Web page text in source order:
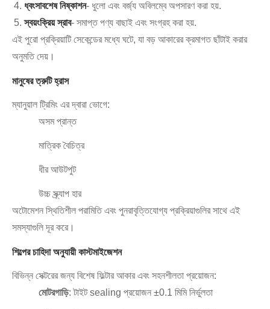
ধ্বংসাবশেষ নিষ্কাশন- ধুলো এবং বর্জ্য অবিলম্বে অপসারণ করা হয়.
স্বয়ংক্রিয় স্রাব- সমাপ্ত পণ্য বাছাই এবং সংগ্রহ করা হয়.
এই পুরো প্রক্রিয়াটি সেকেন্ডের মধ্যে ঘটে, যা বড় আকারের ক্রমাগত ছাঁটাই করার
অনুমতি দেয়।
মানুষের ত্রুটি হ্রাস
ম্যানুয়াল ট্রিমিং এর দ্বারা ভোগে:
অসম প্রান্ত
মাত্রিক বৈচিত্র
ধীর আউটপুট
উচ্চ স্ক্র্যাপ হার
অটোমেশন স্থিতিশীল পরামিতি এবং পুনরাবৃত্তিযোগ্য প্রক্রিয়াগুলির সাথে এই
সমস্যাগুলি দূর করে।
শিল্পের চাহিদা অনুযায়ী কাস্টমাইজেশন
বিভিন্ন সেক্টরের জন্য বিশেষ ফিল্টার আকার এবং সহনশীলতা প্রয়োজন:
মোটরগাড়ি: টাইট sealing প্রয়োজন ±0.1 মিমি নির্ভুলতা